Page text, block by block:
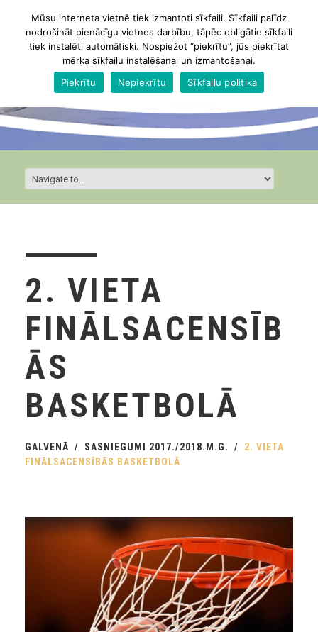
2. VIETA
FINĀLSACENSĪB
ĀS
BASKETBOLĀ
GALVENĀ SASNIEGUMI 2017./2018.M.G.
2. VIETA
FINĀLSACENSĪBĀS BASKETBOLĀ
Mūsu interneta vietnē tiek izmantoti sīkfaili. Sīkfaili palīdz
nodrošināt pienācīgu vietnes darbību, tāpēc obligātie sīkfaili
tiek instalēti automātiski. Nospiežot “piekrītu”, jūs piekrītat
mērķa sīkfailu instalēšanai un izmantošanai.
Piekrītu
Nepiekrītu Sīkfailu politika